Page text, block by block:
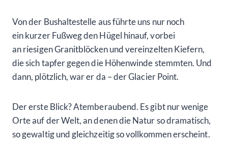
Von der Bushaltestelle aus führte uns nur noch
ein kurzer Fußweg den Hügel hinauf, vorbei
an riesigen Granitblöcken und vereinzelten Kiefern,
die sich tapfer gegen die Höhenwinde stemmten. Und
dann, plötzlich, war er da – der Glacier Point.
Der erste Blick? Atemberaubend. Es gibt nur wenige
Orte auf der Welt, an denen die Natur so dramatisch,
so gewaltig und gleichzeitig so vollkommen erscheint.